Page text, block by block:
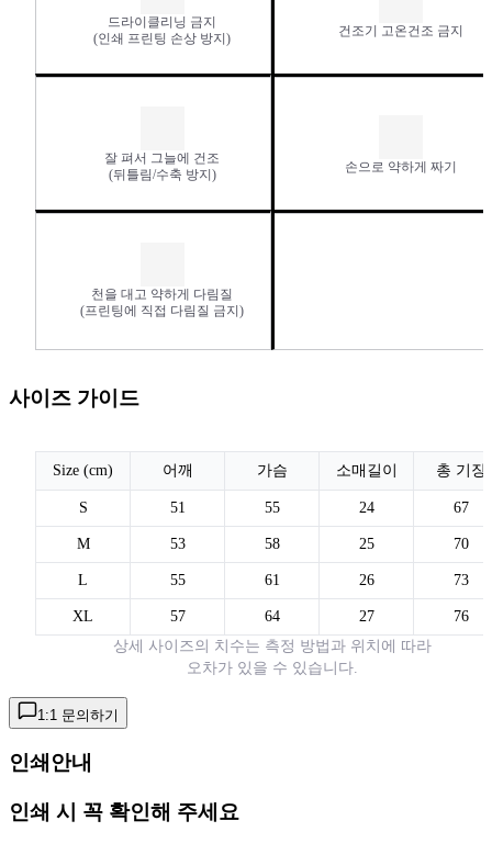
드라이클리닝 금지
(인쇄 프린팅 손상 방지)
건조기 고온건조 금지
잘 펴서 그늘에 건조
(뒤틀림/수축 방지)
손으로 약하게 짜기
천을 대고 약하게 다림질
(프린팅에 직접 다림질 금지)
사이즈 가이드
Size (cm) 어깨 가슴 소매길이 총 기장
S 51 55 24 67
M 53 58 25 70
L 55 61 26 73
XL 57 64 27
76
상세 사이즈의 치수는 측정 방법과 위치에 따라
오차가 있을 수 있습니다.
1:1 문의하기
인쇄안내
인쇄 시 꼭 확인해 주세요